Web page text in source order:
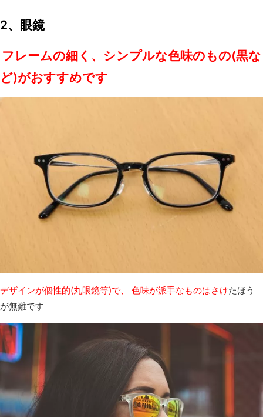
2、眼鏡
フレームの細く、シンプルな色味のもの(黒な
ど)がおすすめです
デザインが個性的(丸眼鏡等)で、 色味が派手なものはさけたほう
が無難です